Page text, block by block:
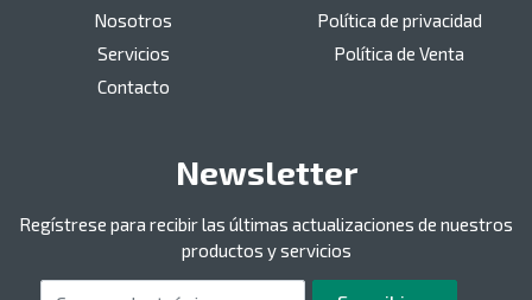
Nosotros
Servicios
Contacto
Política de privacidad
Política de Venta
Newsletter
Regístrese para recibir las últimas actualizaciones de nuestros
productos y servicios
Correo electrónico